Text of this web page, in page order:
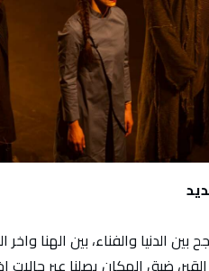
بين الدنيا والفناء، بين الهنا